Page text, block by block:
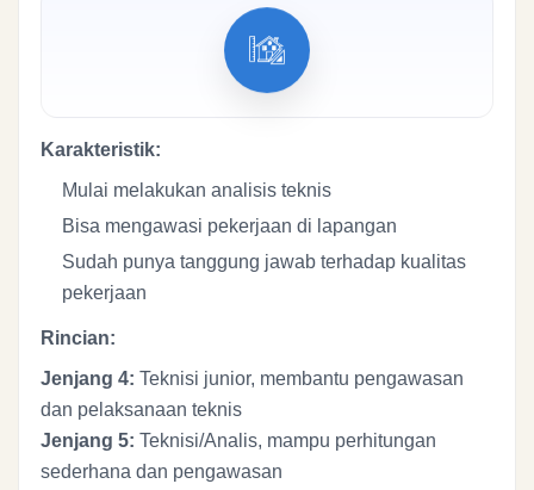
Karakteristik:
Mulai melakukan analisis teknis
Bisa mengawasi pekerjaan di lapangan
Sudah punya tanggung jawab terhadap kualitas
pekerjaan
Rincian:
Jenjang 4: Teknisi junior, membantu pengawasan
dan pelaksanaan teknis
Jenjang 5: Teknisi/Analis, mampu perhitungan
sederhana dan pengawasan